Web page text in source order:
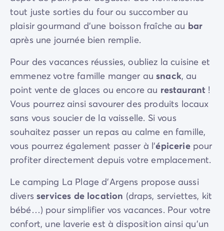
tout juste sorties du four ou succomber au
plaisir gourmand d'une boisson fraîche au bar
après une journée bien remplie.
Pour des vacances réussies, oubliez la cuisine et
emmenez votre famille manger ausnack, au
point vente de glaces ou encore au restaurant !
Vous pourrez ainsi savourer des produits locaux
sans vous soucier de la vaisselle. Si vous
souhaitez passer un repas au calme en famille,
vous pourrez également passer à l'épiceriepour
profiter directement depuis votre emplacement.
Le camping La Plage d'Argens propose aussi
diversservices de location (draps, serviettes, kit
bébé…) pour simplifier vos vacances. Pour votre
confort, une laverie est à disposition ainsi qu'un